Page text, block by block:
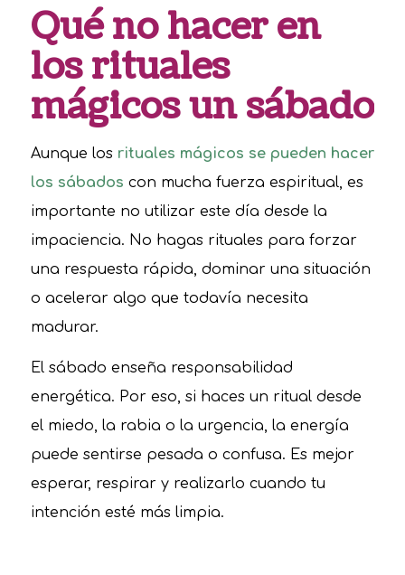
Qué no hacer en
los rituales
mágicos un sábado
Aunque los rituales mágicos se pueden hacer
los sábados con mucha fuerza espiritual, es
importante no utilizar este día desde la
impaciencia. No hagas rituales para forzar
una respuesta rápida, dominar una situación
o acelerar algo que todavía necesita
madurar.
El sábado enseña responsabilidad
energética. Por eso, si haces un ritual desde
el miedo, la rabia o la urgencia, la energía
puede sentirse pesada o confusa. Es mejor
esperar, respirar y realizarlo cuando tu
intención esté más limpia.